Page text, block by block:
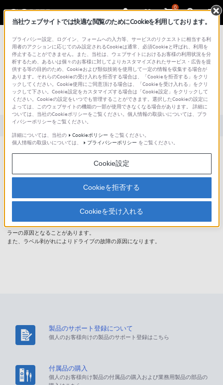
0
総合サポート・お問い合わせ 4CDQ80EX
文書番号 : S1110278002436 / 最終更新日 : 2025/03/11
プリンタブルディスクとは？
メディアの全面が印刷面になっており、ディスク表面には ソニーロゴや商品名の記
載がありません。
弊社ではディスクにラベルを貼らないよう推奨しています。
ラーの原因となることがあります。
また、ラベル剥がれによりドライブの故障の原因になります。
製品のサポート登録について
個人のお客様向けの製品のサポート登録はこちら
付属品の購入
個人のお客様向け製品の付属品の購入および業務用製品の部品の
当社ウェブサイトでは快適な閲覧のためにCookieを利用しております。
プライバシー設定、ログイン、フォームへの入力等、サービスのリクエストに相当する利
用者のアクションに応じてのみ設定されるCookieは通常、必須Cookieと呼ばれ、利用を
停止することができません。また、当社は、ウェブサイトにおけるお客様の利用状況を分
析するため、あるいは個々のお客様に対してよりカスタマイズされたサービス・広告を提
供する等の目的のため、Cookieおよび類似技術を使用して一定の情報を収集する場合が
あります。それらのCookieの受け入れを拒否する場合は、「Cookieを拒否する」をクリ
ックしてください。Cookie使用にご同意頂ける場合は、「Cookieを受け入れる」をクリ
ックして下さい。Cookie設定をカスタマイズする場合は「Cookie設定」をクリックして
ください。Cookieの設定をいつでも管理することができます。選択したCookieの設定に
よっては、このウェブサイトの機能の一部が使用できなくなる場合があります。 詳細に
ついては、当社のCookieポリシーをご覧ください。個人情報の取扱いについては、プラ
イバシーポリシーをご覧ください。
詳細については、当社の
Cookieポリシー をご覧ください。
個人情報の取扱いについては、
プライバシーポリシー をご覧ください。
Cookie設定
Cookieを拒否する
Cookieを受け入れる